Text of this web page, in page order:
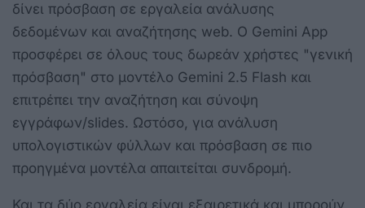
δίνει πρόσβαση σε εργαλεία ανάλυσης
δεδομένων και αναζήτησης web. Ο Gemini App
προσφέρει σε όλους τους δωρεάν χρήστες "γενική
πρόσβαση" στο μοντέλο Gemini 2.5 Flash και
επιτρέπει την αναζήτηση και σύνοψη
εγγράφων/slides. Ωστόσο, για ανάλυση
υπολογιστικών φύλλων και πρόσβαση σε πιο
προηγμένα μοντέλα απαιτείται συνδρομή.
Και τα δύο εργαλεία είναι εξαιρετικά και μπορούν